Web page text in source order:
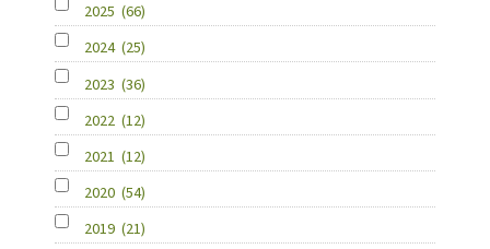
2025 (66)
2024 (25)
2023 (36)
2022 (12)
2021 (12)
2020 (54)
2019 (21)